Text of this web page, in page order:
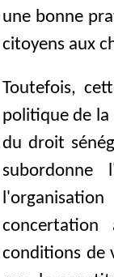
une bonne
citoyens aux
Toutefois,
politique de
du droit
subordonne
conditions de